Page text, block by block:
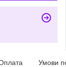
Умови